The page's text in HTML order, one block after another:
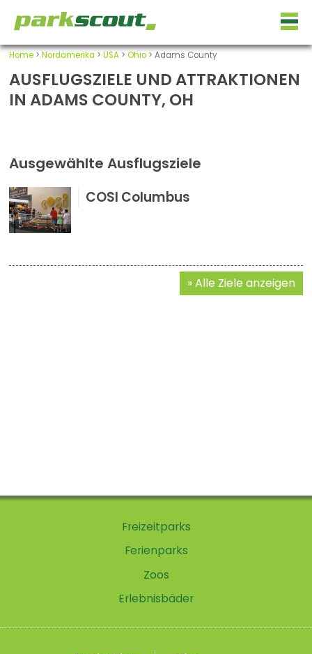
Home> Nordamerika > USA> Ohio> Adams County
AUSFLUGSZIELE UND ATTRAKTIONEN
IN ADAMS COUNTY, OH
Ausgewählte Ausflugsziele
COSI Columbus
Alle Ziele anzeigen
Freizeitparks
Ferienparks
Zoos
Erlebnisbäder